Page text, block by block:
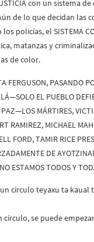
con un sistema
de lo que decidan las
policías, el SISTEMA
matanzas y
de color.
FERGUSON, PASANDO
EL PUEBLO
MÁRTIRES,
RAMIREZ, MICHAEL
FORD, TAMIR RICE
DE
ESTAMOS TODOS Y
circulo teyaxu ta kaual
círculo, se puede